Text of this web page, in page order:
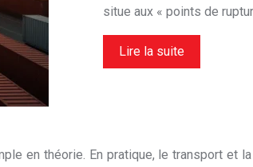
situe aux « points de
Lire la suite
en théorie. En pratique, le transport